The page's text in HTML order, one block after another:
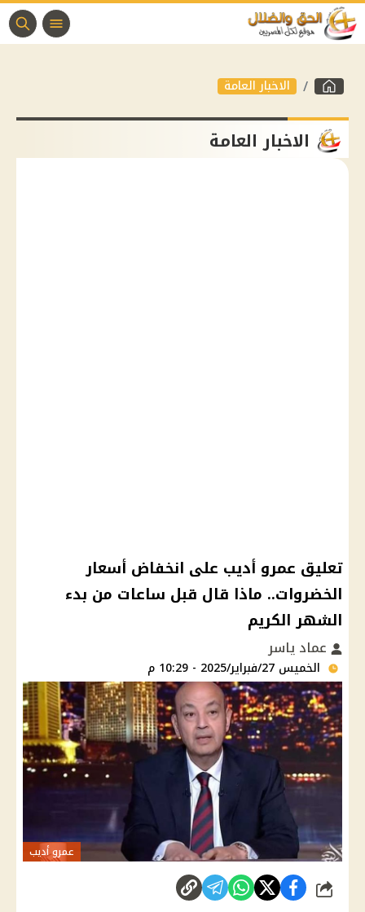
الاخبار العامة
الاخبار العامة
تعليق عمرو أديب على انخفاض أسعار
الخضروات.. ماذا قال قبل ساعات من بدء
الشهر الكريم
عماد ياسر
الخميس 27/فبراير/2025 - 10:29 م
عمرو أديب
شارك